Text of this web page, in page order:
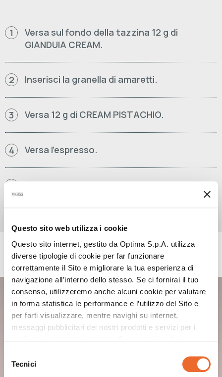
Questo sito web utilizza i cookie
Questo sito internet, gestito da Optima S.p.A. utilizza
diverse tipologie di cookie per far funzionare
correttamente il Sito e migliorare la tua esperienza di
navigazione all’interno dello stesso. Se ci fornirai il tuo
consenso, utilizzeremo anche alcuni cookie per valutare
in forma statistica le performance e l’utilizzo del Sito e
per farti visualizzare, mentre navighi su internet,
messaggi pubblicitari dei nostri prodotti e servizi per i
delTecnici
1
Versa sul fondo della tazzina 12 g di
GIANDUIA CREAM.
2 Inserisci la granella di amaretti.
3 Versa 12 g di CREAM PISTACHIO.
4 Versa l’espresso.
5
Ultima con panna montata e decora con
PRODOTTI UTILIZZATI
DOUMIX? GIANDUIA CREAM